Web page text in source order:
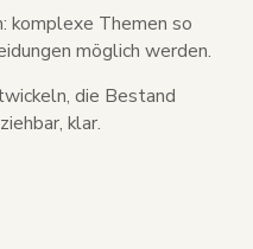
komplexe Themen so
möglich werden.
die Bestand
klar.